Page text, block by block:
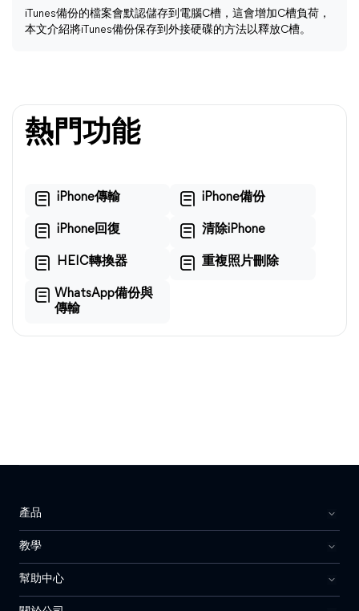
iTunes備份的檔案會默認儲存到電腦C槽，這會增加C槽負荷，
本文介紹將iTunes備份保存到外接硬碟的方法以釋放C槽。
熱門功能
iPhone傳輸 iPhone備份
iPhone回復 清除iPhone
HEIC轉換器 重複照片刪除
WhatsApp備份與
傳輸
產品
教學
幫助中心